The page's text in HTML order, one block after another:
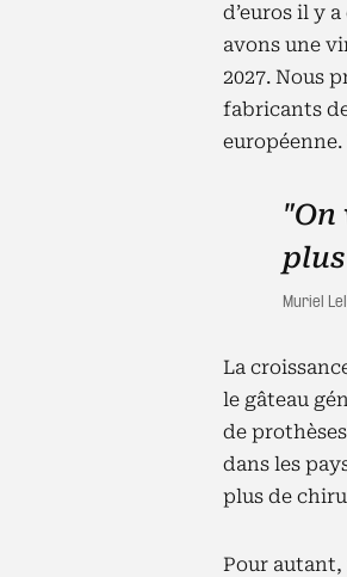
d’euros il y
avons une
2027. Nous
fabricants
"On
Muriel
La
le gâteau
de
dans les
plus de
Pour autant,